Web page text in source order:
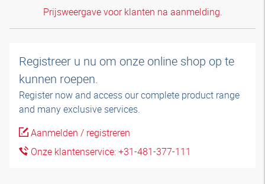
Prijsweergave voor klanten na aanmelding.
Registreer u nu om onze online shop op te
kunnen roepen.
Register now and access our complete product range
and many exclusive services.
Aanmelden / registreren
Onze klantenservice: +31-481-377-111